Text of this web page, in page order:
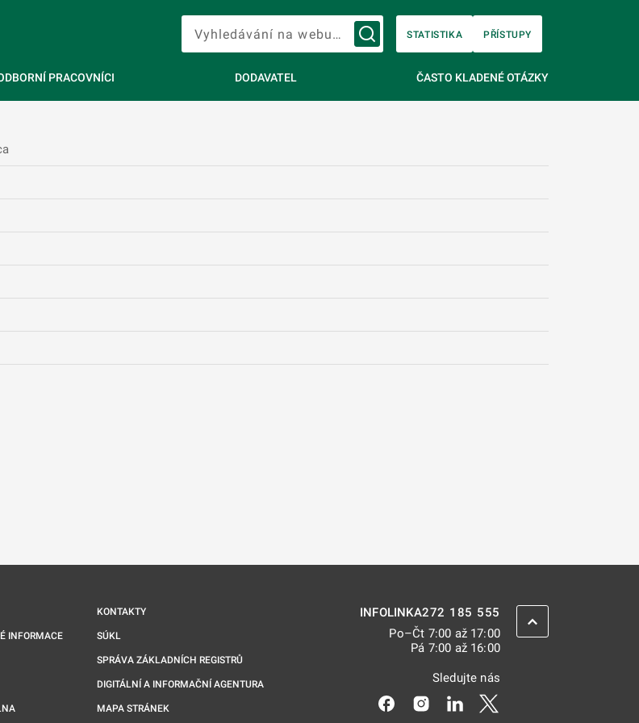
Vyhledávání na webu…
STATISTIKA PŘÍSTUPY
PRACOVNÍCI DODAVATEL ČASTO KLADENÉ OTÁZKY
INFORMACE
KONTAKTY
SÚKL
SPRÁVA ZÁKLADNÍCH REGISTRŮ
DIGITÁLNÍ A INFORMAČNÍ AGENTURA
MAPA STRÁNEK
INFOLINKA272 185 555
Po–Čt 7:00 až 17:00
Pá 7:00 až 16:00
Sledujte nás
Odkaz se otevře na nové kartě
Odkaz se otevře na nové kartě
Odkaz se otevře na nové
ZPĚT NAHORU